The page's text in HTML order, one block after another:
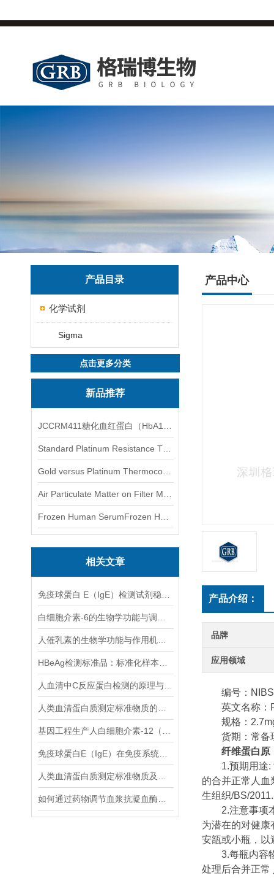
产品目录
化学试剂
Sigma
点击更多分类
新品推荐
相关文章
产品中心
产品介绍：
品牌
应用领域
编号：NIBSC
英文名称：
规格：
货期：常备
纤维蛋白原
1.预期用途:
的合并正常人
生组织/BS/
2.注意事项本
为潜在的对健
安瓿或小瓶，以
3.每瓶内容物
处理后合并正常